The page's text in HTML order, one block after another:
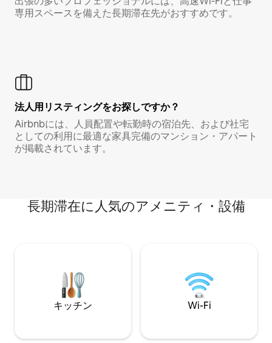
専用スペースを備えた長期滞在先がおすすめです。
法人用リスティングをお探しですか？
Airbnbには、人員配置や転勤時の宿泊先、および社宅
としての利用に最適な家具完備のマンション・アパート
が掲載されています。
長期滞在に人気のアメニティ・設備
キッチン Wi-Fi